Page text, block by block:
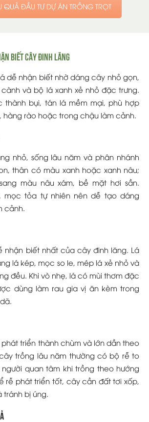
QUẢ ĐẦU TƯ DỰ ÁN TRỒNG TRỌT
biết cây đinh lăng
dễ nhận biết nhờ dáng cây nhỏ gọn,
và bộ lá xanh xẻ nhỏ đặc trưng.
thành bụi, tán lá mềm mại, phù hợp
hàng rào hoặc trong chậu làm cảnh.
nhỏ, sống lâu năm và phân nhánh
thân có màu xanh hoặc xanh nâu;
màu nâu xám, bề mặt hơi sần.
mọc tỏa tự nhiên nên dễ tạo dáng
cảnh.
nhận biết nhất của cây đinh lăng. Lá
lá kép, mọc so le, mép lá xẻ nhỏ và
đều. Khi vò nhẹ, lá có mùi thơm đặc
dùng làm rau gia vị ăn kèm trong
phát triển thành chùm và lớn dần theo
trồng lâu năm thường có bộ rễ to
quan tâm khi trồng theo hướng
rễ phát triển tốt, cây cần đất tơi xốp,
bị úng.